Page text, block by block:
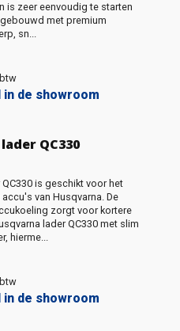
is zeer eenvoudig te starten
met premium
sn...
in de showroom
QC330
is geschikt voor het
van Husqvarna. De
zorgt voor kortere
lader QC330 met slim
hierme...
in de showroom